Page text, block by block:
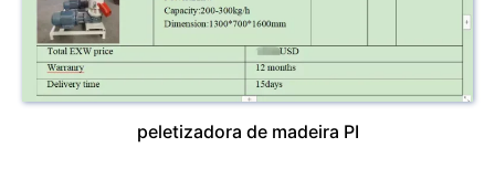
peletizadora de madeira PI